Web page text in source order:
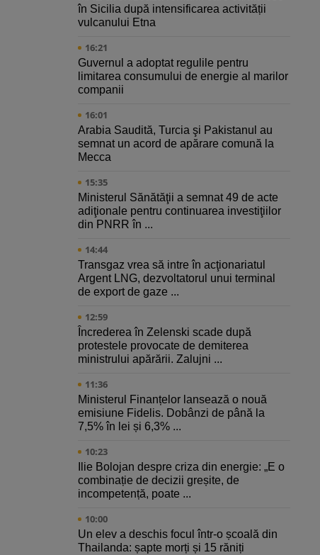
în Sicilia după intensificarea activității
vulcanului Etna
16:21
Guvernul a adoptat regulile pentru
limitarea consumului de energie al marilor
companii
16:01
Arabia Saudită, Turcia şi Pakistanul au
semnat un acord de apărare comună la
Mecca
15:35
Ministerul Sănătăţii a semnat 49 de acte
adiţionale pentru continuarea investiţiilor
din PNRR în ...
14:44
Transgaz vrea să intre în acţionariatul
Argent LNG, dezvoltatorul unui terminal
de export de gaze ...
12:59
Încrederea în Zelenski scade după
protestele provocate de demiterea
ministrului apărării. Zalujni ...
11:36
Ministerul Finanțelor lansează o nouă
emisiune Fidelis. Dobânzi de până la
7,5% în lei și 6,3% ...
10:23
Ilie Bolojan despre criza din energie: „E o
combinație de decizii greșite, de
incompetență, poate ...
10:00
Un elev a deschis focul într-o școală din
Thailanda: șapte morți și 15 răniți